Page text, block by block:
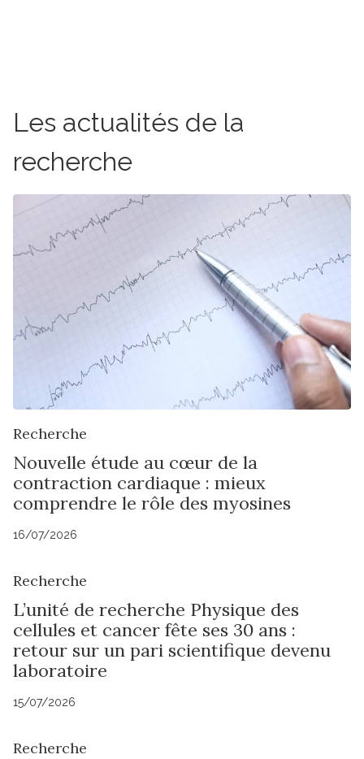
Les actualités de la
recherche
Recherche
Nouvelle étude au cœur de la
contraction cardiaque : mieux
comprendre le rôle des myosines
16/07/2026
Recherche
L’unité de recherche Physique des
cellules et cancer fête ses 30 ans :
retour sur un pari scientifique devenu
laboratoire
15/07/2026
Recherche